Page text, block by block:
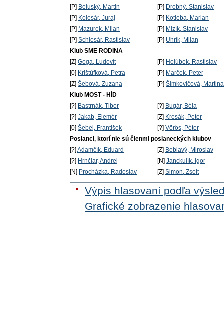
[P] Beluský, Martin [P] Drobný, Stanislav
[P] Kolesár, Juraj [P] Kotleba, Marian
[P] Mazurek, Milan [P] Mizík, Stanislav
[P] Schlosár, Rastislav [P] Uhrík, Milan
Klub SME RODINA
[Z] Goga, Ľudovít [P] Holúbek, Rastislav
[0] Krištúfková, Petra [P] Marček, Peter
[Z] Šebová, Zuzana [P] Šimkovičová, Martina
Klub MOST - HÍD
[?] Bastrnák, Tibor [?] Bugár, Béla
[?] Jakab, Elemér [Z] Kresák, Peter
[0] Šebej, František [?] Vörös, Péter
Poslanci, ktorí nie sú členmi poslaneckých klubov
[?] Adamčík, Eduard [Z] Beblavý, Miroslav
[?] Hrnčiar, Andrej [N] Janckulík, Igor
[N] Procházka, Radoslav [Z] Simon, Zsolt
Výpis hlasovaní podľa
Grafické zobrazenie